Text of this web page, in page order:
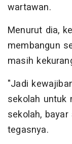
wartawan.
Menurut dia,
membangun
masih
"Jadi
sekolah untuk
sekolah,
tegasnya.